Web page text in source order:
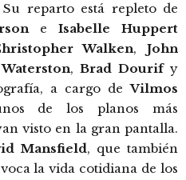
reparto está repleto de
e Isabelle Huppert
Walken,John
, Brad Dourify
a cargo deVilmos
de los planos más
visto en la gran pantalla.
Mansfield, que también
la vida cotidiana de los